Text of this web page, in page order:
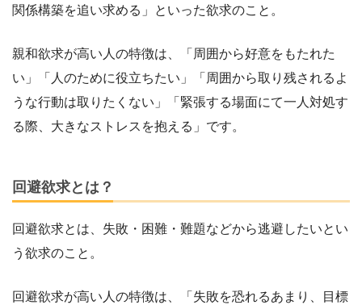
関係構築を追い求める」といった欲求のこと。
親和欲求が高い人の特徴は、「周囲から好意をもたれた
い」「人のために役立ちたい」「周囲から取り残されるよ
うな行動は取りたくない」「緊張する場面にて一人対処す
る際、大きなストレスを抱える」です。
回避欲求とは？
回避欲求とは、失敗・困難・難題などから逃避したいとい
う欲求のこと。
回避欲求が高い人の特徴は、「失敗を恐れるあまり、目標